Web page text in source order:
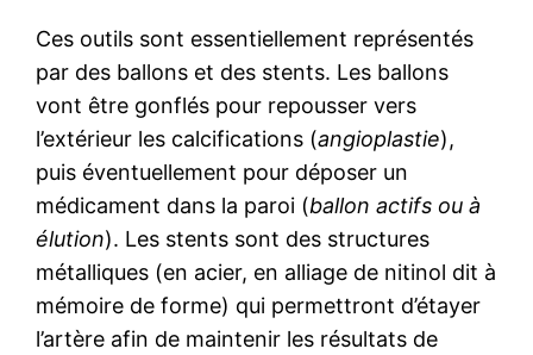
Ces outils sont essentiellement représentés
par des ballons et des stents. Les ballons
vont être gonflés pour repousser vers
l’extérieur les calcifications (angioplastie),
puis éventuellement pour déposer un
médicament dans la paroi (ballon actifs ou à
élution). Les stents sont des structures
métalliques (en acier, en alliage de nitinol dit à
mémoire de forme) qui permettront d’étayer
l’artère afin de maintenir les résultats de